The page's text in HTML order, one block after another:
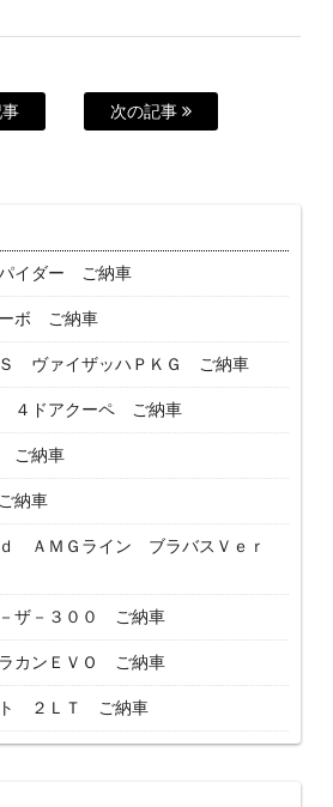
次の記事
イダー ご納車
ボ ご納車
ヴァイザッハＰＫＧ ご納車
４ドアクーペ ご納車
ご納車
納車
ＡＭＧライン ブラバスＶｅｒ
ザ－３００ ご納車
カンＥＶＯ ご納車
２ＬＴ ご納車